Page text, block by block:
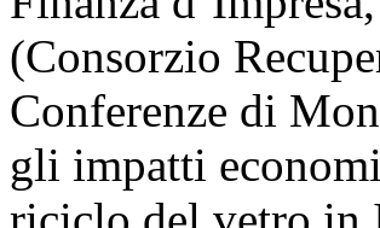
(Consorzio
Conferenze di
gli impatti